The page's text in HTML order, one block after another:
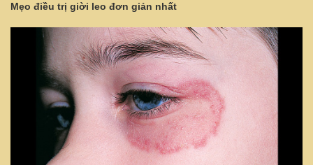
Mẹo điều trị giời leo đơn giản nhất